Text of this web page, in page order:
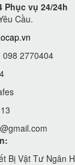
Phục vụ 24/24h
Cầu.
2770404
Bị Vật Tư Ngân